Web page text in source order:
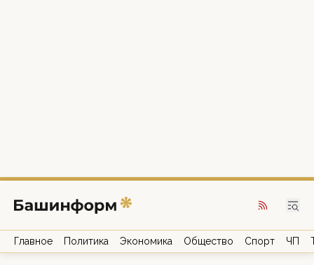
Главное Политика Экономика Общество Спорт ЧП